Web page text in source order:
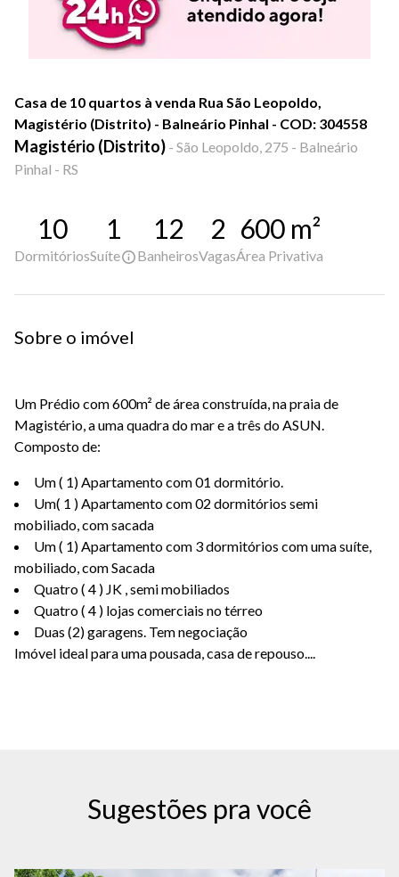
Casa de 10 quartos à venda Rua São Leopoldo,
Magistério (Distrito) - Balneário Pinhal - COD: 304558
Magistério (Distrito) - São Leopoldo, 275 - Balneário
Pinhal - RS
10
Dormitórios
1
Suíte
12
Banheiros
2
Vagas
600 m²
Área Privativa
Sobre o imóvel
Um Prédio com 600m² de área construída, na praia de
Magistério, a uma quadra do mar e a três do ASUN.
Composto de:
Um ( 1) Apartamento com 01 dormitório.
Um( 1 ) Apartamento com 02 dormitórios semi
mobiliado, com sacada
Um ( 1) Apartamento com 3 dormitórios com uma suíte,
mobiliado, com Sacada
Quatro ( 4 ) JK , semi mobiliados
Quatro ( 4 ) lojas comerciais no térreo
Duas (2) garagens. Tem negociação
Imóvel ideal para uma pousada, casa de repouso....
Sugestões pra você